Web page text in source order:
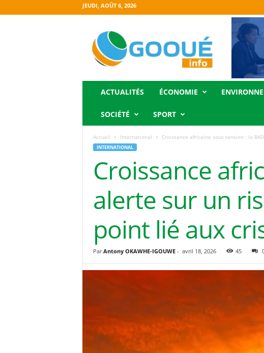
JEUDI, AOÛT 6, 2026
ACTUALITÉS ÉCONOMIE
SOCIÉTÉ SPORT
Accueil International Croissance africaine sous tension : la
INTERNATIONAL
Croissance
alerte sur un
point lié aux
Par Antony OKAWHE-IGOUWE- avril 18, 2026 45